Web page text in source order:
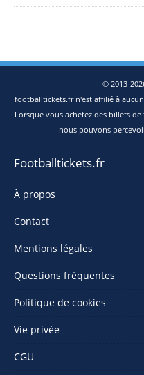
© 2013-
footballtickets.fr n'est affilié à
Lorsque vous achetez des billets
nous pouvons
Footballtickets.fr
À propos
Contact
Mentions légales
Questions fréquentes
Politique de cookies
Vie privée
CGU